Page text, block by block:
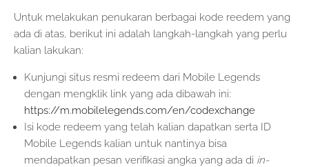
Untuk melakukan penukaran berbagai kode reedem yang
ada di atas, berikut ini adalah langkah-langkah yang perlu
kalian lakukan:
Kunjungi situs resmi redeem dari Mobile Legends
dengan mengklik link yang ada dibawah ini:
https://m.mobilelegends.com/en/codexchange
Isi kode redeem yang telah kalian dapatkan serta ID
Mobile Legends kalian untuk nantinya bisa
mendapatkan pesan verifikasi angka yang ada di in-